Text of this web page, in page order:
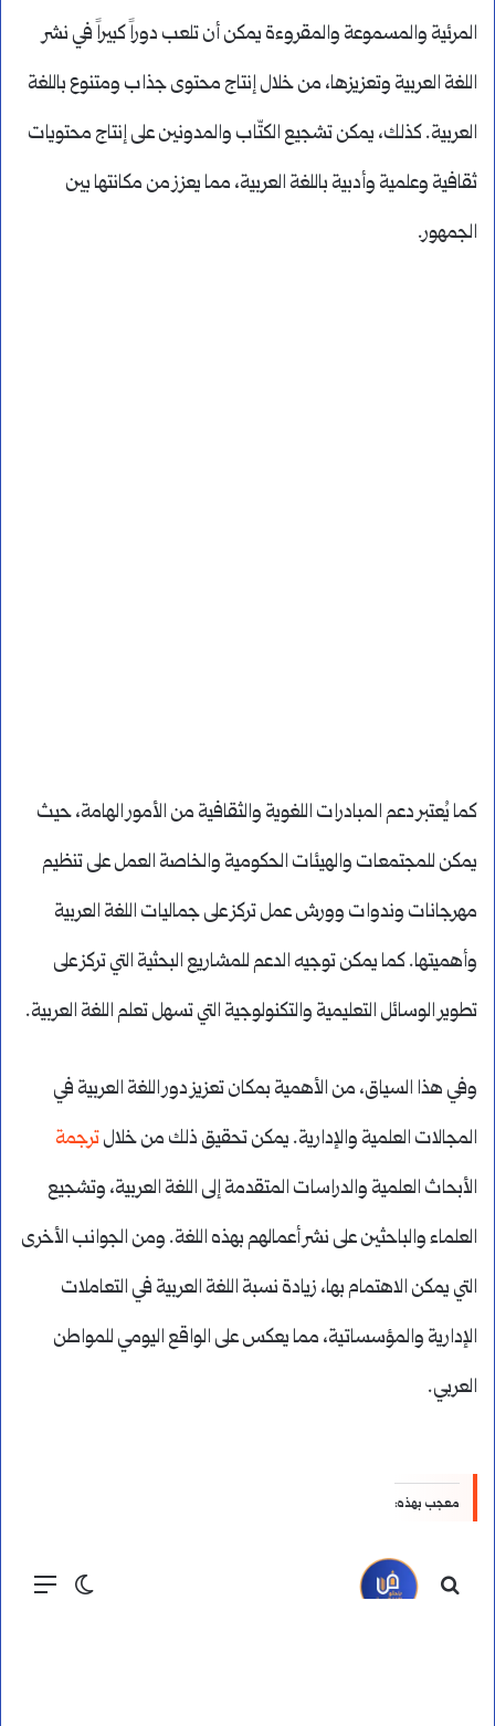
المرئية والمسموعة والمقروءة يمكن أن تلعب دوراً كبيراً في نشر
اللغة العربية وتعزيزها، من خلال إنتاج محتوى جذاب ومتنوع باللغة
العربية. كذلك، يمكن تشجيع الكتّاب والمدونين على إنتاج محتويات
ثقافية وعلمية وأدبية باللغة العربية، مما يعزز من مكانتها بين
الجمهور.
كما يُعتبر دعم المبادرات اللغوية والثقافية من الأمور الهامة، حيث
يمكن للمجتمعات والهيئات الحكومية والخاصة العمل على تنظيم
مهرجانات وندوات وورش عمل تركز على جماليات اللغة العربية
وأهميتها. كما يمكن توجيه الدعم للمشاريع البحثية التي تركز على
تطوير الوسائل التعليمية والتكنولوجية التي تسهل تعلم اللغة العربية.
وفي هذا السياق، من الأهمية بمكان تعزيز دور اللغة العربية في
المجالات العلمية والإدارية. يمكن تحقيق ذلك من خلالترجمة
الأبحاث العلمية والدراسات المتقدمة إلى اللغة العربية، وتشجيع
العلماء والباحثين على نشر أعمالهم بهذه اللغة. ومن الجوانب الأخرى
التي يمكن الاهتمام بها، زيادة نسبة اللغة العربية في التعاملات
الإدارية والمؤسساتية، مما يعكس على الواقع اليومي للمواطن
العربي.
معجب بهذه: